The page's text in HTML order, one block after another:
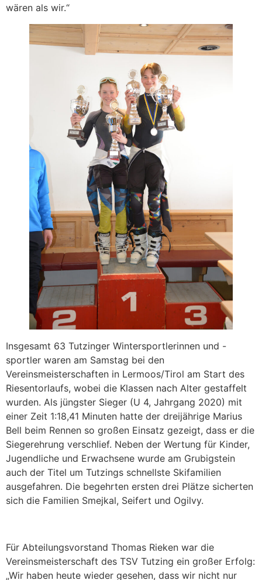
wären als wir.“
Insgesamt 63 Tutzinger Wintersportlerinnen und -
sportler waren am Samstag bei den
Vereinsmeisterschaften in Lermoos/Tirol am Start des
Riesentorlaufs, wobei die Klassen nach Alter gestaffelt
wurden. Als jüngster Sieger (U 4, Jahrgang 2020) mit
einer Zeit 1:18,41 Minuten hatte der dreijährige Marius
Bell beim Rennen so großen Einsatz gezeigt, dass er die
Siegerehrung verschlief. Neben der Wertung für Kinder,
Jugendliche und Erwachsene wurde am Grubigstein
auch der Titel um Tutzings schnellste Skifamilien
ausgefahren. Die begehrten ersten drei Plätze sicherten
sich die Familien Smejkal, Seifert und Ogilvy.
Für Abteilungsvorstand Thomas Rieken war die
Vereinsmeisterschaft des TSV Tutzing ein großer Erfolg:
„Wir haben heute wieder gesehen, dass wir nicht nur